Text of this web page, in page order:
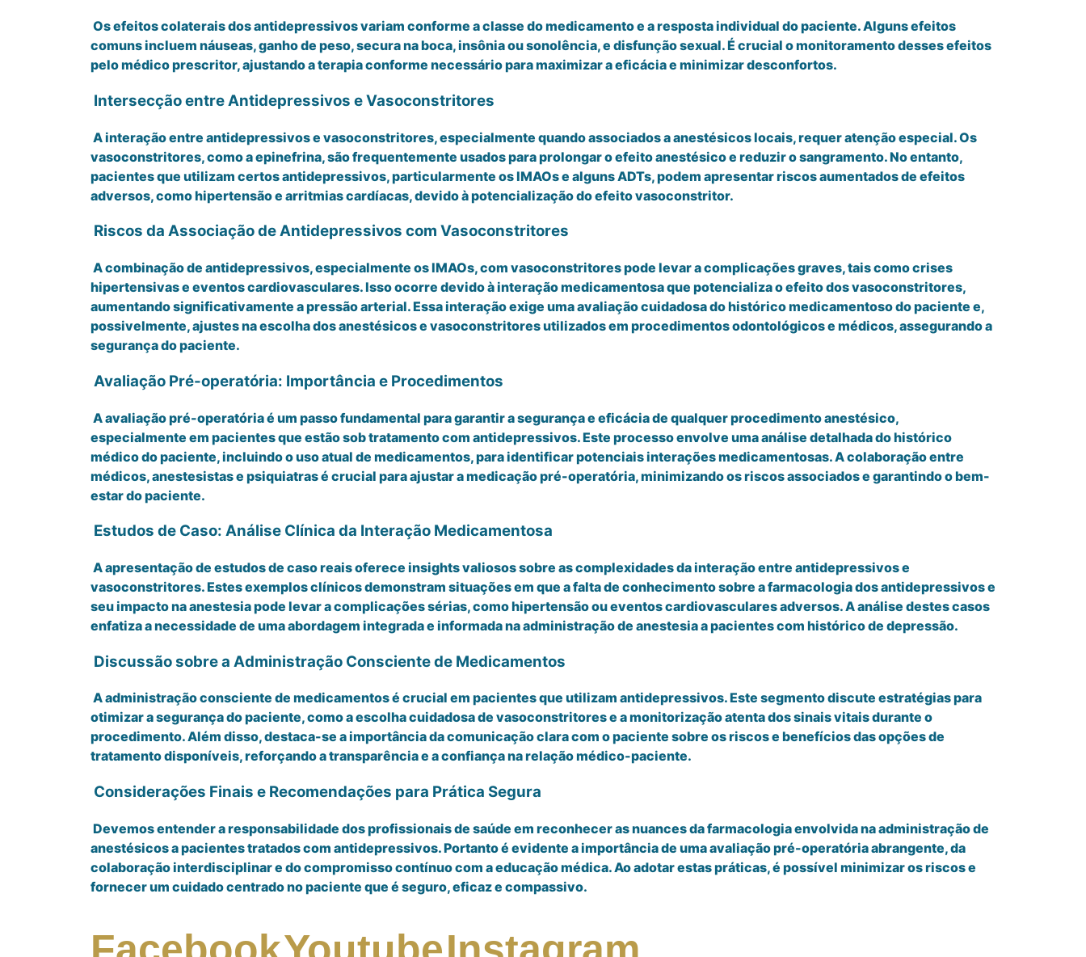
Os efeitos colaterais dos antidepressivos variam conforme a classe do medicamento e a resposta individual do paciente. Alguns efeitos
comuns incluem náuseas, ganho de peso, secura na boca, insônia ou sonolência, e disfunção sexual. É crucial o monitoramento desses efeitos
pelo médico prescritor, ajustando a terapia conforme necessário para maximizar a eficácia e minimizar desconfortos.
Intersecção entre Antidepressivos e Vasoconstritores
A interação entre antidepressivos e vasoconstritores, especialmente quando associados a anestésicos locais, requer atenção especial. Os
vasoconstritores, como a epinefrina, são frequentemente usados para prolongar o efeito anestésico e reduzir o sangramento. No entanto,
pacientes que utilizam certos antidepressivos, particularmente os IMAOs e alguns ADTs, podem apresentar riscos aumentados de efeitos
adversos, como hipertensão e arritmias cardíacas, devido à potencialização do efeito vasoconstritor.
Riscos da Associação de Antidepressivos com Vasoconstritores
A combinação de antidepressivos, especialmente os IMAOs, com vasoconstritores pode levar a complicações graves, tais como crises
hipertensivas e eventos cardiovasculares. Isso ocorre devido à interação medicamentosa que potencializa o efeito dos vasoconstritores,
aumentando significativamente a pressão arterial. Essa interação exige uma avaliação cuidadosa do histórico medicamentoso do paciente e,
possivelmente, ajustes na escolha dos anestésicos e vasoconstritores utilizados em procedimentos odontológicos e médicos, assegurando a
segurança do paciente.
Avaliação Pré-operatória: Importância e Procedimentos
A avaliação pré-operatória é um passo fundamental para garantir a segurança e eficácia de qualquer procedimento anestésico,
especialmente em pacientes que estão sob tratamento com antidepressivos. Este processo envolve uma análise detalhada do histórico
médico do paciente, incluindo o uso atual de medicamentos, para identificar potenciais interações medicamentosas. A colaboração entre
médicos, anestesistas e psiquiatras é crucial para ajustar a medicação pré-operatória, minimizando os riscos associados e garantindo o bem-
estar do paciente.
Estudos de Caso: Análise Clínica da Interação Medicamentosa
A apresentação de estudos de caso reais oferece insights valiosos sobre as complexidades da interação entre antidepressivos e
vasoconstritores. Estes exemplos clínicos demonstram situações em que a falta de conhecimento sobre a farmacologia dos antidepressivos e
seu impacto na anestesia pode levar a complicações sérias, como hipertensão ou eventos cardiovasculares adversos. A análise destes casos
enfatiza a necessidade de uma abordagem integrada e informada na administração de anestesia a pacientes com histórico de depressão.
Discussão sobre a Administração Consciente de Medicamentos
A administração consciente de medicamentos é crucial em pacientes que utilizam antidepressivos. Este segmento discute estratégias para
otimizar a segurança do paciente, como a escolha cuidadosa de vasoconstritores e a monitorização atenta dos sinais vitais durante o
procedimento. Além disso, destaca-se a importância da comunicação clara com o paciente sobre os riscos e benefícios das opções de
tratamento disponíveis, reforçando a transparência e a confiança na relação médico-paciente.
Considerações Finais e Recomendações para Prática Segura
Devemos entender a responsabilidade dos profissionais de saúde em reconhecer as nuances da farmacologia envolvida na administração de
anestésicos a pacientes tratados com antidepressivos. Portanto é evidente a importância de uma avaliação pré-operatória abrangente, da
colaboração interdisciplinar e do compromisso contínuo com a educação médica. Ao adotar estas práticas, é possível minimizar os riscos e
fornecer um cuidado centrado no paciente que é seguro, eficaz e compassivo.